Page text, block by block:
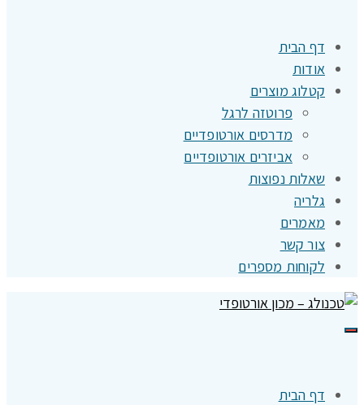
דף הבית
אודות
קטלוג מוצרים
פרוטזה לרגל
מדרסים אורטופדיים
אביזרים אורטופדיים
שאלות נפוצות
גלריה
מאמרים
צור קשר
לקוחות מספרים
תפריט
דף הבית